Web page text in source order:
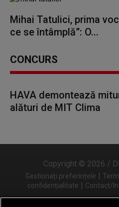
Mihai Tatulici, prima
ce se întâmplă”: O...
CONCURS
HAVA demontează
alături de MIT Clima
Copyright © 2026 /
Gestionați preferințele |
confidențialitate | Contact/